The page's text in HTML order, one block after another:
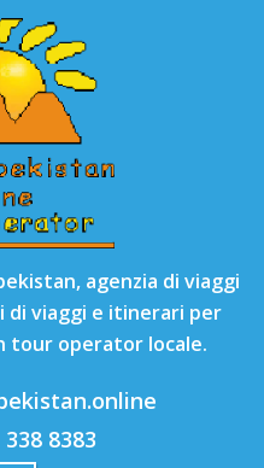
agenzia di viaggi
di viaggi e itinerari per
tour operator locale.
8383